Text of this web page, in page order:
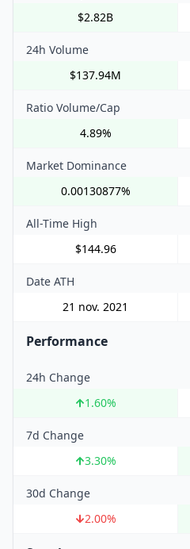
$2.82B
24h Volume
$137.94M
Ratio Volume/Cap
4.89%
Market Dominance
0.00130877%
All-Time High
$144.96
Date ATH
21 nov. 2021
Performance
24h Change
1.60%
7d Change
3.30%
30d Change
2.00%